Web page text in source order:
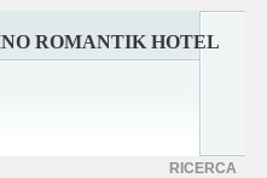
ROMANTIK HOTEL
RICERCA